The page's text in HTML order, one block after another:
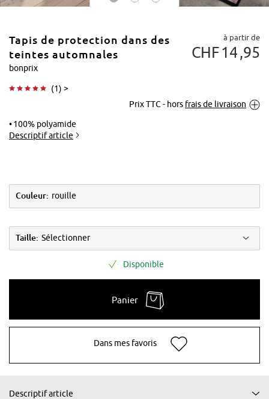
agrandir
Tapis de protection dans des
teintes automnales
bonprix
(1) >
à partir de
CHF14 95
Prix TTC - hors frais de livraison
100% polyamide
Descriptif article
Couleur: rouille
Taille: Sélectionner
Disponible
Panier
Dans mes favoris
Descriptif article